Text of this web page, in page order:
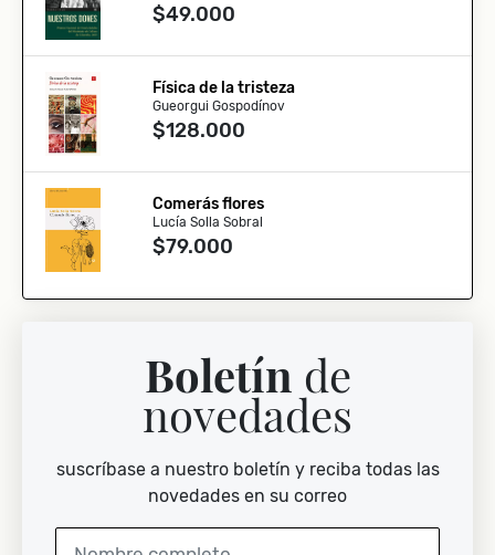
$49.000
Física de la tristeza
Gueorgui Gospodínov
$128.000
Comerás flores
Lucía Solla Sobral
$79.000
Boletín de
novedades
suscríbase a nuestro boletín y reciba todas las
novedades en su correo